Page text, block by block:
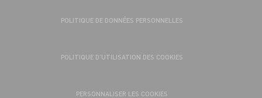
POLITIQUE DE DONNÉES PERSONNELLES
POLITIQUE D’UTILISATION DES COOKIES
PERSONNALISER LES COOKIES